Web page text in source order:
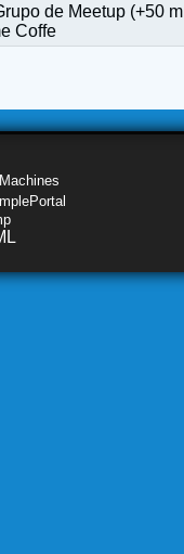
de Meetup (+50
Coffe